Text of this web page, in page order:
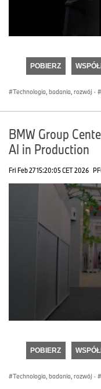
seconds
POBIERZ
Technologia, badania, rozwój ·
BMW Group
AI in Production
Fri Feb 27 15:20:05 CET 2026
seconds
POBIERZ
Technologia, badania, rozwój ·